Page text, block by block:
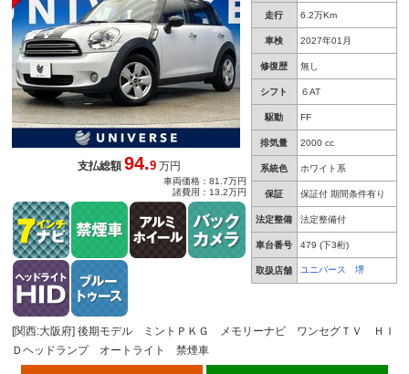
走行 6.2万Km
車検 2027年01月
修復歴 無し
シフト ６AT
駆動 FF
排気量 2000 cc
系統色 ホワイト系
保証 保証付 期間条件有り
法定整備 法定整備付
車台番号 479 (下3桁)
取扱店舗 ユニバース 堺
支払総額94.9 万円
車両価格：81.7万円
諸費用：13.2万円
[関西:大阪府] 後期モデル ミントＰＫＧ メモリーナビ ワンセグＴＶ ＨＩ
Ｄヘッドランプ オートライト 禁煙車